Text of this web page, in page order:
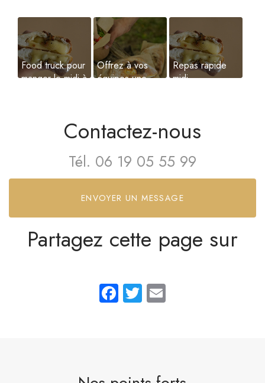
Food truck pour
manger le midi à
Offrez à vos
équipes une
Repas rapide
midi
Contactez-nous
Tél. 06 19 05 55 99
ENVOYER UN MESSAGE
Partagez cette page sur
Facebook
Twitter